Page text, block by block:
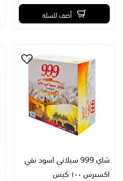
أضف للسلة
شاي 999 سيلاني اسود نقي
اكسبرس ١٠٠ كيس